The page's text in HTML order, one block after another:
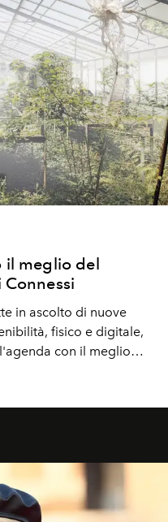
il meglio del
in ascolto di nuove
fisico e digitale,
con il meglio
design, scienza, arte e